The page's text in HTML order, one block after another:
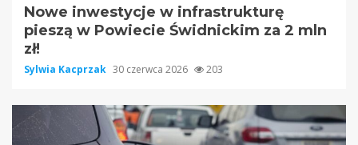
Nowe inwestycje w infrastrukturę
pieszą w Powiecie Świdnickim za 2 mln
zł!
Sylwia Kacprzak 30 czerwca 2026 203